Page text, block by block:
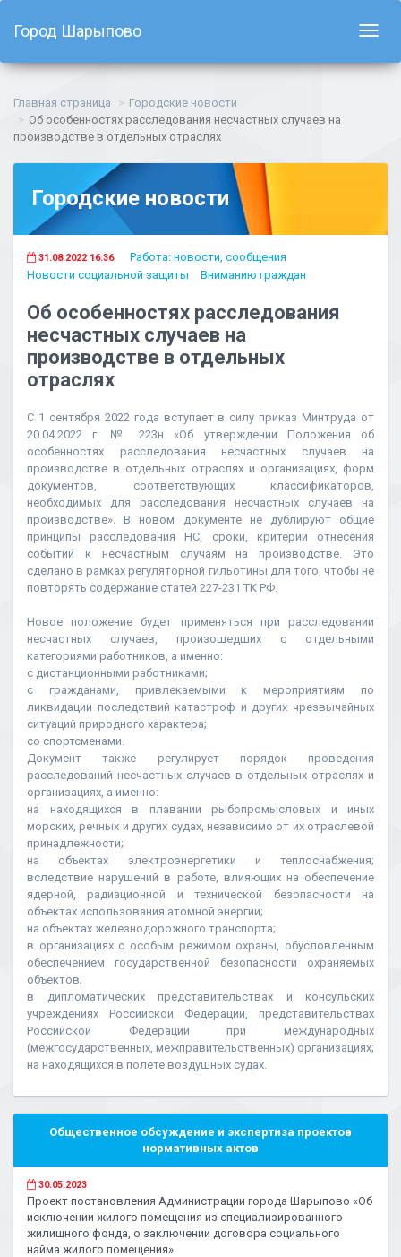
Город Шарыпово
Главная страница
Городские новости
Об особенностях расследования несчастных случаев на
производстве в отдельных отраслях
Городские новости
31.08.2022 16:36
Работа: новости, сообщения
Новости социальной защиты
Вниманию граждан
Об особенностях расследования
несчастных случаев на
производстве в отдельных
отраслях
С 1 сентября 2022 года вступает в силу приказ Минтруда от
20.04.2022 г. № 223н «Об утверждении Положения об
особенностях расследования несчастных случаев на
производстве в отдельных отраслях и организациях, форм
документов, соответствующих классификаторов,
необходимых для расследования несчастных случаев на
производстве». В новом документе не дублируют общие
принципы расследования НС, сроки, критерии отнесения
событий к несчастным случаям на производстве. Это
сделано в рамках регуляторной гильотины для того, чтобы не
повторять содержание статей 227-231 ТК РФ.
Новое положение будет применяться при расследовании
несчастных случаев, произошедших с отдельными
категориями работников, а именно:
с дистанционными работниками;
с гражданами, привлекаемыми к мероприятиям по
ликвидации последствий катастроф и других чрезвычайных
ситуаций природного характера;
со спортсменами.
Документ также регулирует порядок проведения
расследований несчастных случаев в отдельных отраслях и
организациях, а именно:
на находящихся в плавании рыбопромысловых и иных
морских, речных и других судах, независимо от их отраслевой
принадлежности;
на объектах электроэнергетики и теплоснабжения;
вследствие нарушений в работе, влияющих на обеспечение
ядерной, радиационной и технической безопасности на
объектах использования атомной энергии;
на объектах железнодорожного транспорта;
в организациях с особым режимом охраны, обусловленным
обеспечением государственной безопасности охраняемых
объектов;
в дипломатических представительствах и консульских
учреждениях Российской Федерации, представительствах
Российской Федерации при международных
(межгосударственных, межправительственных) организациях;
на находящихся в полете воздушных судах.
Общественное обсуждение и экспертиза проектов
нормативных актов
30.05.2023
Проект постановления Администрации города Шарыпово «Об
исключении жилого помещения из специализированного
жилищного фонда, о заключении договора социального
найма жилого помещения»